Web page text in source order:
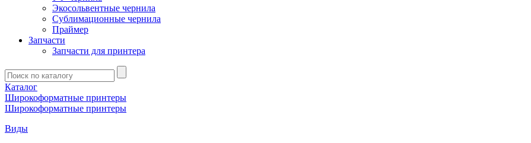
Экосольвентные чернила
Сублимационные чернила
Праймер
Запчасти
Запчасти для принтера
Введите
запрос
Каталог
Широкоформатные принтеры
Широкоформатные принтеры
Виды